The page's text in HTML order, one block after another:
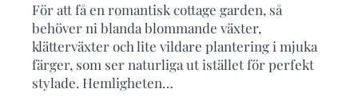
För att få en romantisk cottage garden, så
behöver ni blanda blommande växter,
klätterväxter och lite vildare plantering i mjuka
färger, som ser naturliga ut istället för perfekt
stylade. Hemligheten…